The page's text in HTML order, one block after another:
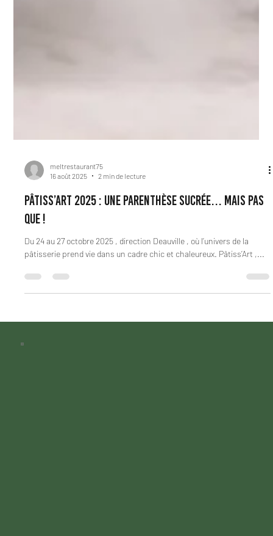
16 août 2025
2 min de lecture
Pâtiss’Art 2025 : une parenthèse sucrée… mais pas
que !
pâtisserie prend vie dans un cadre chic et chaleureux. Pâtiss’Art ,...